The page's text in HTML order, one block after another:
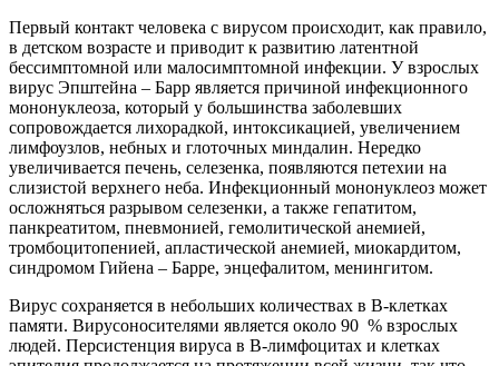
Первый контакт человека с вирусом происходит, как правило,
в детском возрасте и приводит к развитию латентной
бессимптомной или малосимптомной инфекции. У взрослых
вирус Эпштейна – Барр является причиной инфекционного
мононуклеоза, который у большинства заболевших
сопровождается лихорадкой, интоксикацией, увеличением
лимфоузлов, небных и глоточных миндалин. Нередко
увеличивается печень, селезенка, появляются петехии на
слизистой верхнего неба. Инфекционный мононуклеоз может
осложняться разрывом селезенки, а также гепатитом,
панкреатитом, пневмонией, гемолитической анемией,
тромбоцитопенией, апластической анемией, миокардитом,
синдромом Гийена – Барре, энцефалитом, менингитом.
Вирус сохраняется в небольших количествах в В-клетках
памяти. Вирусоносителями является около 90 % взрослых
людей. Персистенция вируса в В-лимфоцитах и клетках